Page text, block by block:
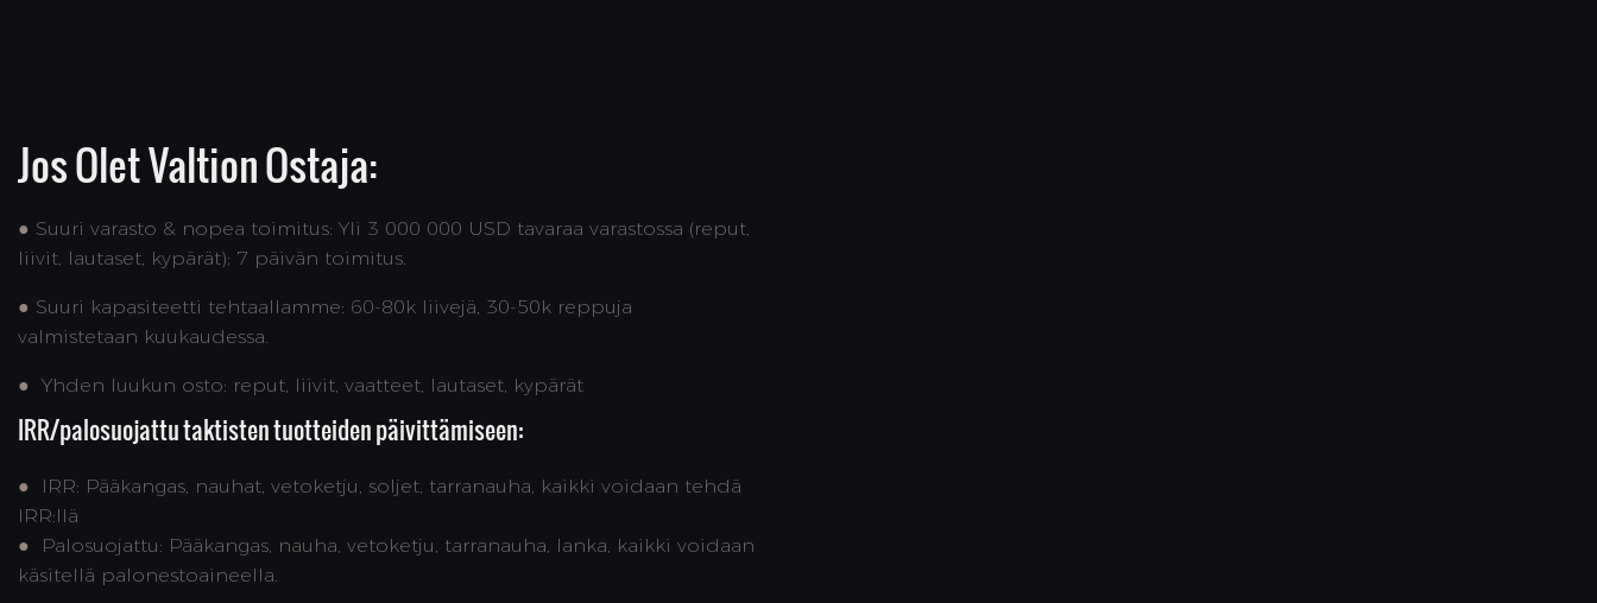
Jos Olet Valtion Ostaja:
● Suuri varasto & nopea toimitus: Yli 3 000 000 USD tavaraa varastossa (reput,
liivit, lautaset, kypärät); 7 päivän toimitus.
● Suuri kapasiteetti tehtaallamme: 60-80k liivejä, 30-50k reppuja
valmistetaan kuukaudessa.
● Yhden luukun osto: reput, liivit, vaatteet, lautaset, kypärät
IRR/palosuojattu taktisten tuotteiden päivittämiseen:
●
IRR: Pääkangas, nauhat, vetoketju, soljet, tarranauha, kaikki voidaan tehdä
IRR:llä
●
Palosuojattu: Pääkangas, nauha, vetoketju, tarranauha, lanka, kaikki voidaan
käsitellä palonestoaineella.